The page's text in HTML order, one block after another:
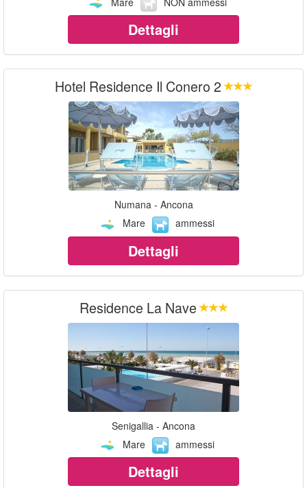
Dettagli
Hotel Residence Il Conero 2
Numana - Ancona
Mare
ammessi
Dettagli
Residence La Nave
Senigallia - Ancona
Mare
ammessi
Dettagli